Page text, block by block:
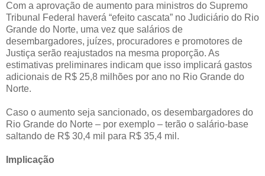
Com a aprovação de aumento para ministros do Supremo
Tribunal Federal haverá “efeito cascata” no Judiciário do Rio
Grande do Norte, uma vez que salários de
desembargadores, juízes, procuradores e promotores de
Justiça serão reajustados na mesma proporção. As
estimativas preliminares indicam que isso implicará gastos
adicionais de R$ 25,8 milhões por ano no Rio Grande do
Norte.
Caso o aumento seja sancionado, os desembargadores do
Rio Grande do Norte – por exemplo – terão o salário-base
saltando de R$ 30,4 mil para R$ 35,4 mil.
Implicação